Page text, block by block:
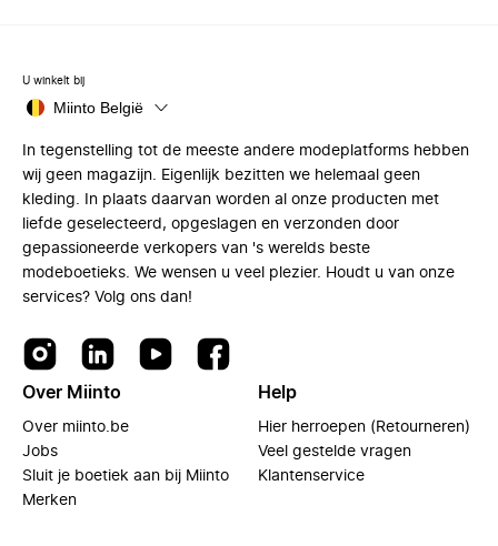
U winkelt bij
Miinto België
In tegenstelling tot de meeste andere modeplatforms hebben
wij geen magazijn. Eigenlijk bezitten we helemaal geen
kleding. In plaats daarvan worden al onze producten met
liefde geselecteerd, opgeslagen en verzonden door
gepassioneerde verkopers van 's werelds beste
modeboetieks. We wensen u veel plezier. Houdt u van onze
services? Volg ons dan!
Over Miinto
Over miinto.be
Jobs
Sluit je boetiek aan bij Miinto
Merken
Help
Hier herroepen (Retourneren)
Veel gestelde vragen
Klantenservice